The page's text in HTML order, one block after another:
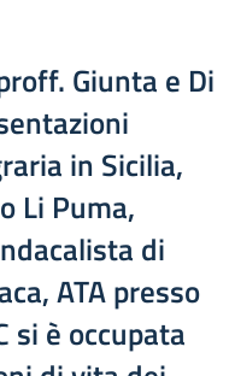
Giunta e Di
in Sicilia,
Li Puma,
di
ATA presso
si è occupata